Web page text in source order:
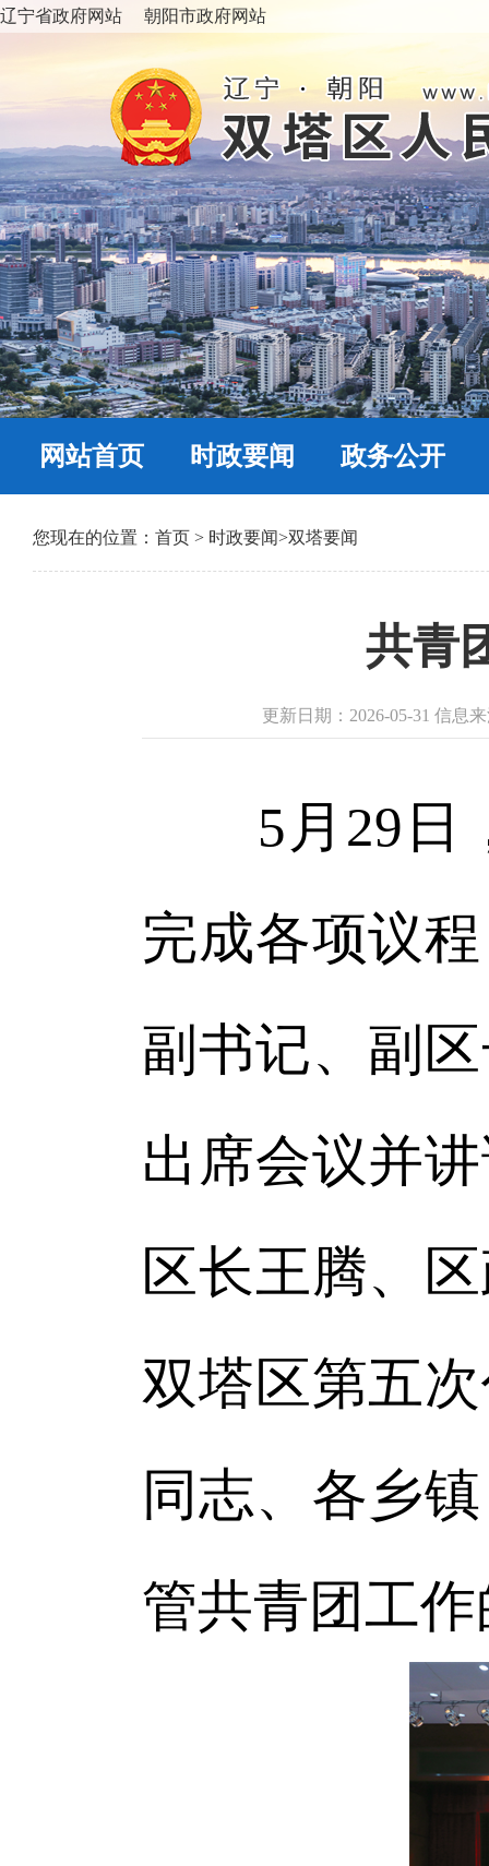
辽宁省政府网站 朝阳市政府网站
网站首页 时政要闻 政务公开
您现在的位置： 首页 > 时政要闻>双塔要闻
共青
更新日期：2026-05-31 信息
5月29日，
完成各项议
副书记、副
出席会议并
区长王腾、
双塔区第五
同志、各乡
管共青团工